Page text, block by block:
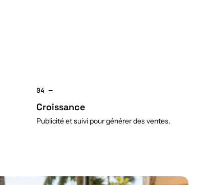
04 —
Croissance
Publicité et suivi pour générer des ventes.